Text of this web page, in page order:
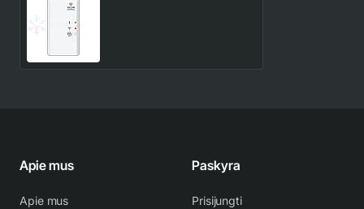
Apie mus
Apie mus
Paskyra
Prisijungti